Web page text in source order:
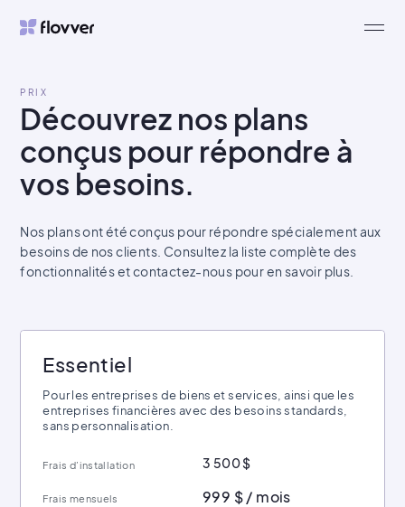
flovver
PRIX
Découvrez nos plans
conçus pour répondre à
vos besoins.
Nos plans ont été conçus pour répondre spécialement aux
besoins de nos clients. Consultez la liste complète des
fonctionnalités et contactez-nous pour en savoir plus.
Essentiel
Pour les entreprises de biens et services, ainsi que les
entreprises financières avec des besoins standards,
sans personnalisation.
Frais d’installation 3 500 $
Frais mensuels 999 $ / mois